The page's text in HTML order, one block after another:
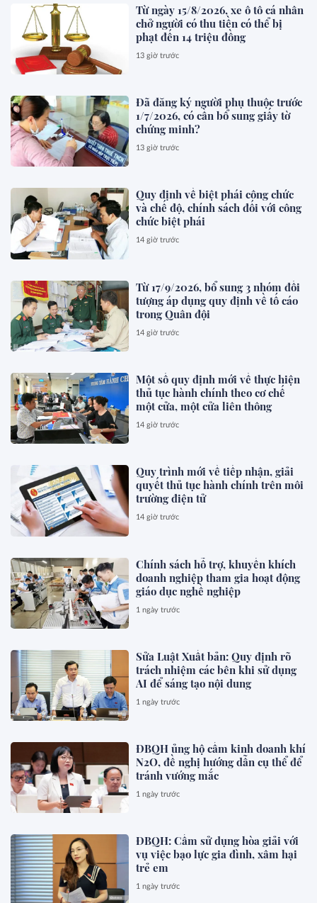
Từ ngày 15/8/2026, xe ô tô cá nhân
chở người có thu tiền có thể bị
phạt đến 14 triệu đồng
13 giờ trước
Đã đăng ký người phụ thuộc trước
1/7/2026, có cần bổ sung giấy tờ
chứng minh?
13 giờ trước
Quy định về biệt phái công chức
và chế độ, chính sách đối với công
chức biệt phái
14 giờ trước
Từ 17/9/2026, bổ sung 3 nhóm đối
tượng áp dụng quy định về tố cáo
trong Quân đội
14 giờ trước
Một số quy định mới về thực hiện
thủ tục hành chính theo cơ chế
một cửa, một cửa liên thông
14 giờ trước
Quy trình mới về tiếp nhận, giải
quyết thủ tục hành chính trên môi
trường điện tử
14 giờ trước
Chính sách hỗ trợ, khuyến khích
doanh nghiệp tham gia hoạt động
giáo dục nghề nghiệp
1 ngày trước
Sửa Luật Xuất bản: Quy định rõ
trách nhiệm các bên khi sử dụng
AI để sáng tạo nội dung
1 ngày trước
ĐBQH ủng hộ cấm kinh doanh khí
N2O, đề nghị hướng dẫn cụ thể để
tránh vướng mắc
1 ngày trước
ĐBQH: Cấm sử dụng hòa giải với
vụ việc bạo lực gia đình, xâm hại
trẻ em
1 ngày trước